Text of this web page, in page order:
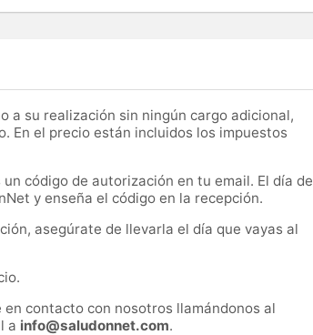
a su realización sin ningún cargo adicional,
En el precio están incluidos los impuestos
código de autorización en tu email. El día de
y enseña el código en la recepción.
asegúrate de llevarla el día que vayas al
contacto con nosotros llamándonos al
a info@saludonnet.com.